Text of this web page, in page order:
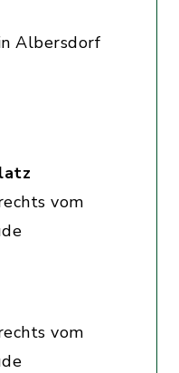
Albersdorf
vom
vom